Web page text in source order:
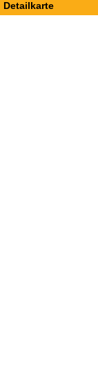
Detailkarte